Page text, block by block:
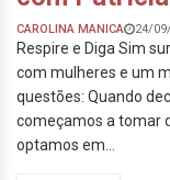
CAROLINA MANICA 24/
Respire e Diga Sim
com mulheres e um
questões: Quando
começamos a tomar
optamos em...